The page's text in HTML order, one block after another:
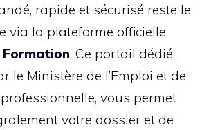
rapide et sécurisé reste le
via la plateforme officielle
. Ce portail dédié,
le Ministère de l’Emploi et de
vous permet
votre dossier et de